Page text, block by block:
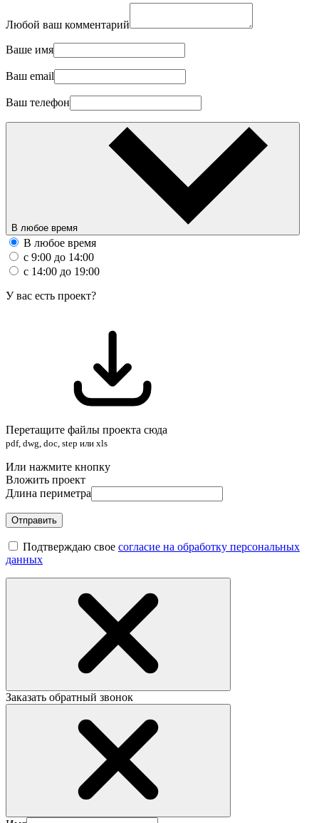
Любой ваш комментарий
Ваше имя
Ваш email
Ваш телефон
В любое время
В любое время
с 9:00 до 14:00
с 14:00 до 19:00
У вас есть проект?
Перетащите файлы проекта сюда
pdf, dwg, doc, step или xls
Или нажмите кнопку
Вложить проект
Длина периметра
Отправить
Подтверждаю свое согласие на обработку персональных
данных
Заказать обратный звонок